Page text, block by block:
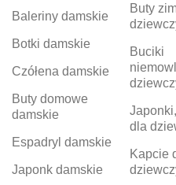
Baleriny damskie
Botki damskie
Czółena damskie
Buty domowe
damskie
Espadryl damskie
Japonk damskie
Buty
Buciki
dla
Kapcie